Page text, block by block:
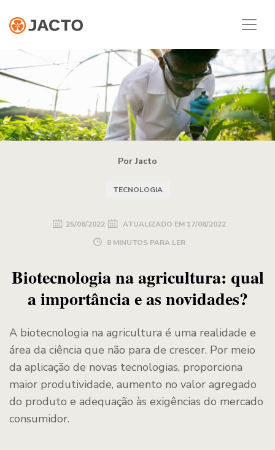
Por Jacto
TECNOLOGIA
25/08/2022 ATUALIZADO EM 17/08/2022
8 MINUTOS PARA LER
Biotecnologia na agricultura: qual
a importância e as novidades?
A biotecnologia na agricultura é uma realidade e
área da ciência que não para de crescer. Por meio
da aplicação de novas tecnologias, proporciona
maior produtividade, aumento no valor agregado
do produto e adequação às exigências do mercado
consumidor.